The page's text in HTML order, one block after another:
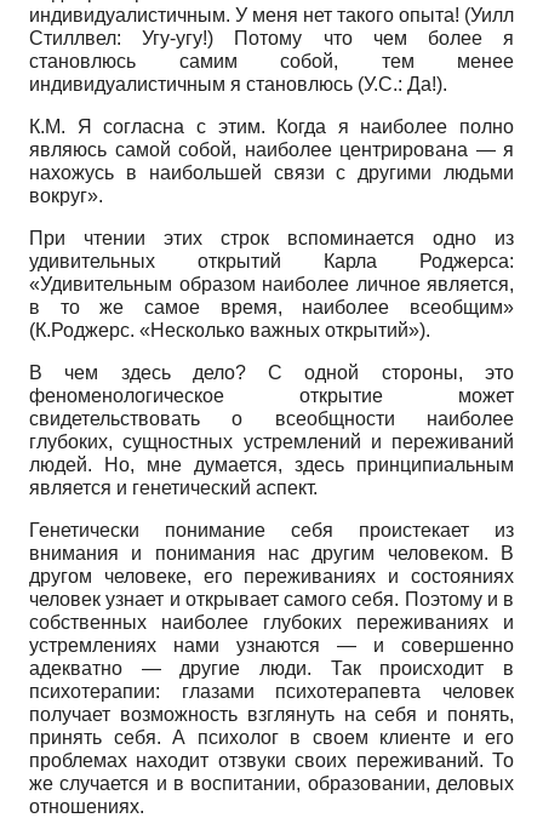
индивидуалистичным. У меня нет такого опыта! (Уилл
Стиллвел: Угу-угу!) Потому что чем более я
становлюсь самим собой, тем менее
индивидуалистичным я становлюсь (У.С.: Да!).
К.М. Я согласна с этим. Когда я наиболее полно
являюсь самой собой, наиболее центрирована — я
нахожусь в наибольшей связи с другими людьми
вокруг».
При чтении этих строк вспоминается одно из
удивительных открытий Карла Роджерса:
«Удивительным образом наиболее личное является,
в то же самое время, наиболее всеобщим»
(К.Роджерс. «Несколько важных открытий»).
В чем здесь дело? С одной стороны, это
феноменологическое открытие может
свидетельствовать о всеобщности наиболее
глубоких, сущностных устремлений и переживаний
людей. Но, мне думается, здесь принципиальным
является и генетический аспект.
Генетически понимание себя проистекает из
внимания и понимания нас другим человеком. В
другом человеке, его переживаниях и состояниях
человек узнает и открывает самого себя. Поэтому и в
собственных наиболее глубоких переживаниях и
устремлениях нами узнаются — и совершенно
адекватно — другие люди. Так происходит в
психотерапии: глазами психотерапевта человек
получает возможность взглянуть на себя и понять,
принять себя. А психолог в своем клиенте и его
проблемах находит отзвуки своих переживаний. То
же случается и в воспитании, образовании, деловых
отношениях.